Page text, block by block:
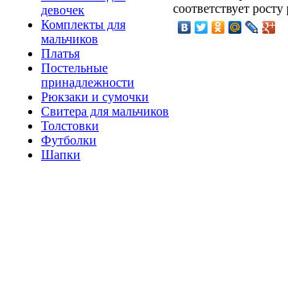
девочек
Комплекты для
мальчиков
Платья
Постельные
принадлежности
Рюкзаки и сумочки
Свитера для мальчиков
Толстовки
Футболки
Шапки
соответствует